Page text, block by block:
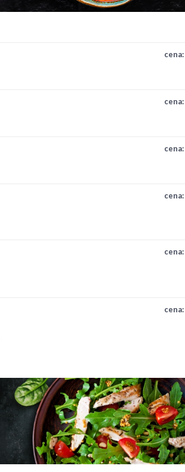
cena:
cena:
cena:
cena:
cena:
cena: